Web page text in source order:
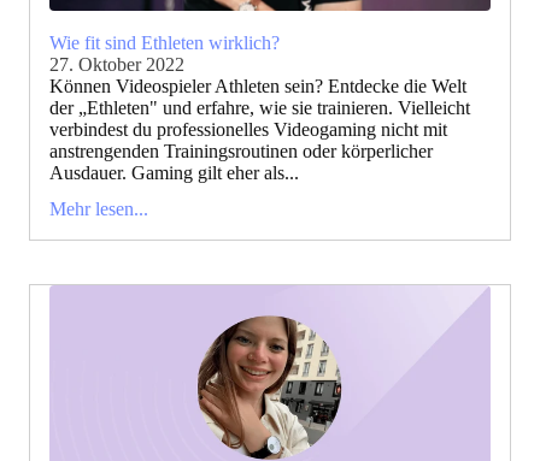
Wie fit sind Ethleten wirklich?
27. Oktober 2022
Können Videospieler Athleten sein? Entdecke die Welt
der „Ethleten" und erfahre, wie sie trainieren. Vielleicht
verbindest du professionelles Videogaming nicht mit
anstrengenden Trainingsroutinen oder körperlicher
Ausdauer. Gaming gilt eher als...
Mehr lesen...